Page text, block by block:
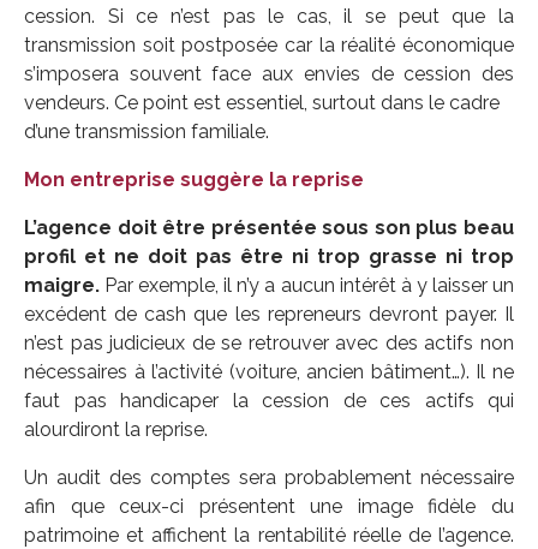
cession. Si ce n’est pas le cas, il se peut que la
transmission soit postposée car la réalité économique
s’imposera souvent face aux envies de cession des
vendeurs. Ce point est essentiel, surtout dans le cadre
d’une transmission familiale.
Mon entreprise suggère la reprise
L’agence doit être présentée sous son plus beau
profil et ne doit pas être ni trop grasse ni trop
maigre. Par exemple, il n’y a aucun intérêt à y laisser un
excédent de cash que les repreneurs devront payer. Il
n’est pas judicieux de se retrouver avec des actifs non
nécessaires à l’activité (voiture, ancien bâtiment…). Il ne
faut pas handicaper la cession de ces actifs qui
alourdiront la reprise.
Un audit des comptes sera probablement nécessaire
afin que ceux-ci présentent une image fidèle du
patrimoine et affichent la rentabilité réelle de l’agence.